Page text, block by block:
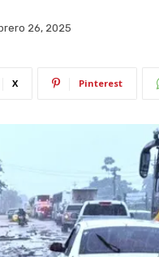
26, 2025
X Pinterest